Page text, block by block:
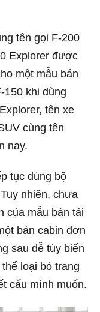
tên gọi F-200
Explorer được
một mẫu bán
150 khi dùng
tên xe
cùng tên
nay.
tục dùng bộ
nhiên, chưa
của mẫu bán tải
bản cabin đơn
sau dễ tùy biến
loại bỏ trang
cấu mình muốn.